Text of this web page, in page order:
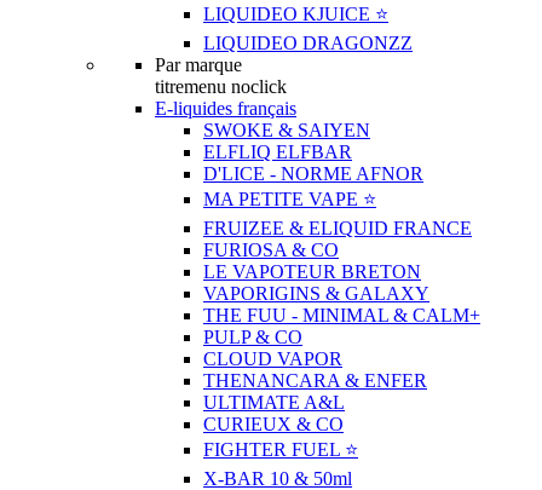
LIQUIDEO KJUICE ⭐️
LIQUIDEO DRAGONZZ
Par marque
titremenu noclick
E-liquides français
SWOKE & SAIYEN
ELFLIQ ELFBAR
D'LICE - NORME AFNOR
MA PETITE VAPE ⭐️
FRUIZEE & ELIQUID FRANCE
FURIOSA & CO
LE VAPOTEUR BRETON
VAPORIGINS & GALAXY
THE FUU - MINIMAL & CALM+
PULP & CO
CLOUD VAPOR
THENANCARA & ENFER
ULTIMATE A&L
CURIEUX & CO
FIGHTER FUEL ⭐️
X-BAR 10 & 50ml